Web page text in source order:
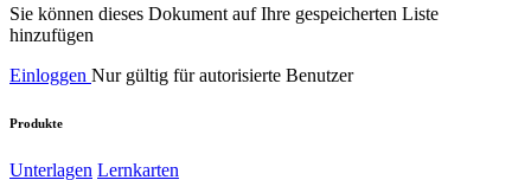
Sie können dieses Dokument auf Ihre gespeicherten Liste
hinzufügen
Einloggen Nur gültig für autorisierte Benutzer
Produkte
Unterlagen Lernkarten